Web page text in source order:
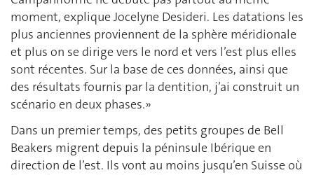
moment, explique Jocelyne Desideri. Les datations les
plus anciennes proviennent de la sphère méridionale
et plus on se dirige vers le nord et vers l’est plus elles
sont récentes. Sur la base de ces données, ainsi que
des résultats fournis par la dentition, j’ai construit un
scénario en deux phases.»
Dans un premier temps, des petits groupes de Bell
Beakers migrent depuis la péninsule Ibérique en
direction de l’est. Ils vont au moins jusqu’en Suisse où